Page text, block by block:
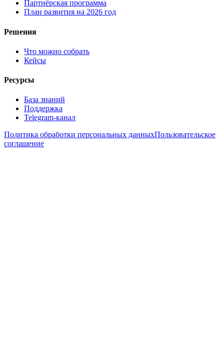
Партнёрская программа
План развития на 2026 год
Решения
Что можно собрать
Кейсы
Ресурсы
База знаний
Поддержка
Telegram-канал
Политика обработки персональных данныхПользовательское
соглашение